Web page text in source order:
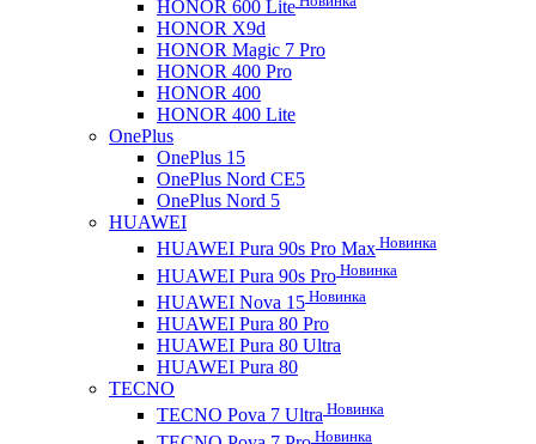
HONOR 600 Lite
HONOR X9d
HONOR Magic 7 Pro
HONOR 400 Pro
HONOR 400
HONOR 400 Lite
OnePlus
OnePlus 15
OnePlus Nord CE5
OnePlus Nord 5
HUAWEI
HUAWEI Pura 90s Pro Max Новинка
HUAWEI Pura 90s Pro Новинка
HUAWEI Nova 15 Новинка
HUAWEI Pura 80 Pro
HUAWEI Pura 80 Ultra
HUAWEI Pura 80
TECNO
TECNO Pova 7 Ultra Новинка
Новинка